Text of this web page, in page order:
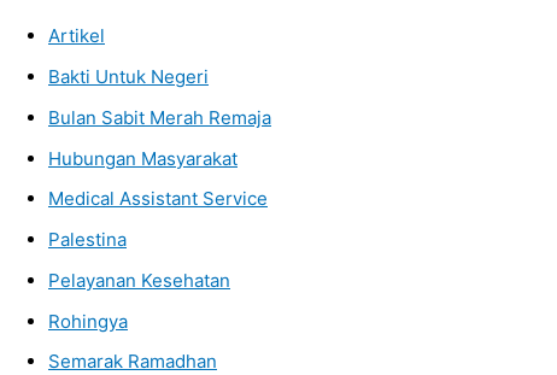
Artikel
Bakti Untuk Negeri
Bulan Sabit Merah Remaja
Hubungan Masyarakat
Medical Assistant Service
Palestina
Pelayanan Kesehatan
Rohingya
Semarak Ramadhan